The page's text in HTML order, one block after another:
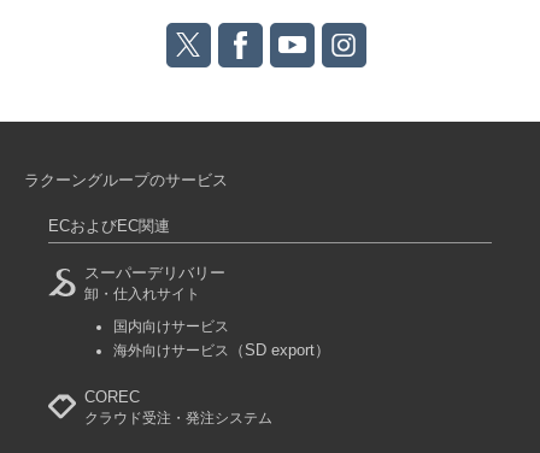
ラクーングループのサービス
ECおよびEC関連
スーパーデリバリー
卸・仕入れサイト
国内向けサービス
海外向けサービス
（SD export）
COREC
クラウド受注・発注システム